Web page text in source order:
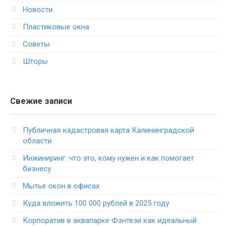
Новости
Пластиковые окна
Советы
Шторы
Свежие записи
Публичная кадастровая карта Калининградской
области
Инжиниринг: что это, кому нужен и как помогает
бизнесу
Мытье окон в офисах
Куда вложить 100 000 рублей в 2025 году
Корпоратив в аквапарке Фэнтези как идеальный